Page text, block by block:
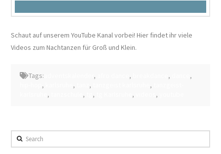
Schaut auf unserem YouTube Kanal vorbei! Hier findet ihr viele
Videos zum Nachtanzen für Groß und Klein.
Tags: , , ,
,
, , , ,
, , , , ,
Search